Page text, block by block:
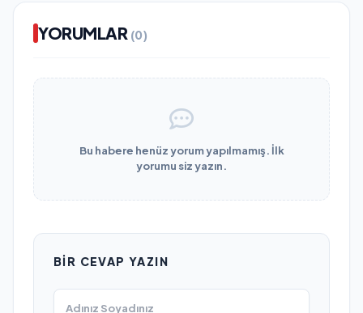
YORUMLAR (0)
Bu habere henüz yorum yapılmamış. İlk
yorumu siz yazın.
BIR CEVAP YAZIN